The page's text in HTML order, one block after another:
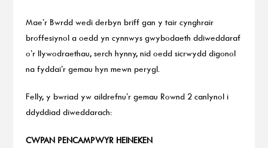
Mae’r Bwrdd wedi derbyn briff gan y tair cynghrair
broffesiynol a oedd yn cynnwys gwybodaeth ddiweddaraf
o’r llywodraethau, serch hynny, nid oedd sicrwydd digonol
na fyddai’r gemau hyn mewn perygl.
Felly, y bwriad yw aildrefnu’r gemau Rownd 2 canlynol i
ddyddiad diweddarach:
CWPAN PENCAMPWYR HEINEKEN